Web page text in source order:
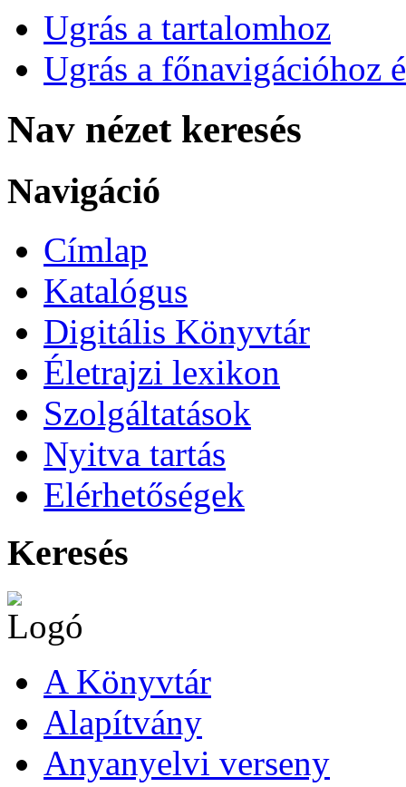
Ugrás a tartalomhoz
Ugrás a főnavigációhoz
Nav nézet keresés
Navigáció
Címlap
Katalógus
Digitális Könyvtár
Életrajzi lexikon
Szolgáltatások
Nyitva tartás
Elérhetőségek
Keresés
A Könyvtár
Alapítvány
Anyanyelvi verseny